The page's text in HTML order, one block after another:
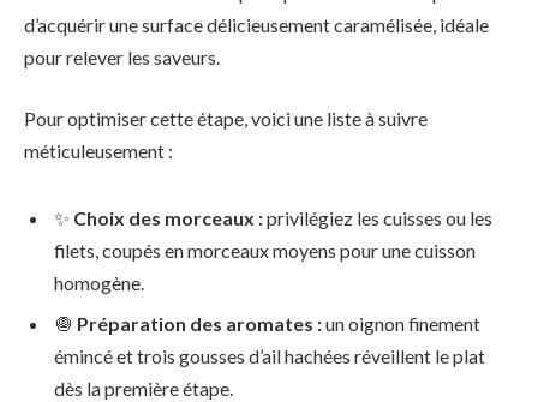
d’acquérir une surface délicieusement caramélisée, idéale
pour relever les saveurs.
Pour optimiser cette étape, voici une liste à suivre
méticuleusement :
✨ Choix des morceaux :privilégiez les cuisses ou les
filets, coupés en morceaux moyens pour une cuisson
homogène.
🧅 Préparation des aromates :un oignon finement
émincé et trois gousses d’ail hachées réveillent le plat
dès la première étape.